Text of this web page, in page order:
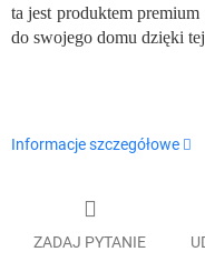
ta jest produktem
do swojego domu dzięki
Informacje szczegółowe
ZADAJ PYTANIE